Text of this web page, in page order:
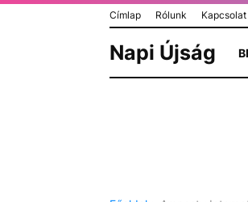
Címlap Rólunk Kapcsolat
Napi Újság